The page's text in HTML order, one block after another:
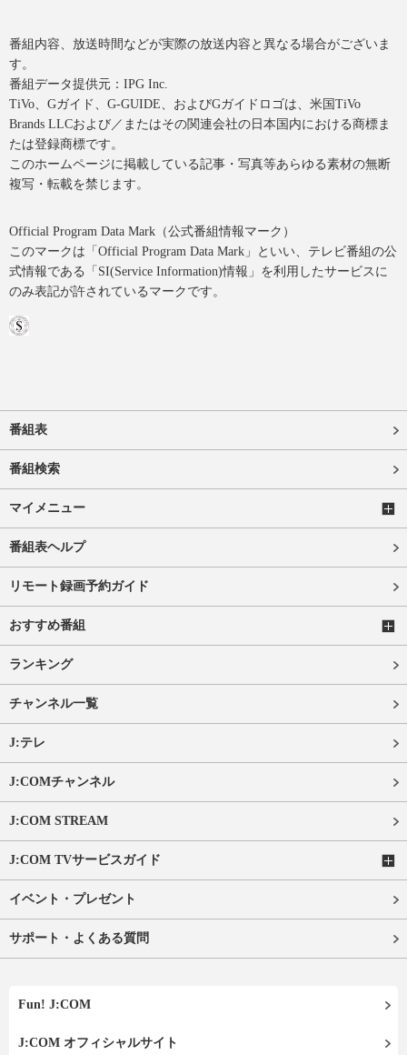
番組内容、放送時間などが実際の放送内容と異なる場合がございま
す。
番組データ提供元：IPG Inc.
TiVo、Gガイド、G-GUIDE、およびGガイドロゴは、米国TiVo
Brands LLCおよび／またはその関連会社の日本国内における商標ま
たは登録商標です。
このホームページに掲載している記事・写真等あらゆる素材の無断
複写・転載を禁じます。
Official Program Data Mark（公式番組情報マーク）
このマークは「Official Program Data Mark」といい、テレビ番組の公
式情報である「SI(Service Information)情報」を利用したサービスに
のみ表記が許されているマークです。
番組表
番組検索
マイメニュー
番組表ヘルプ
リモート録画予約ガイド
おすすめ番組
ランキング
チャンネル一覧
J:テレ
J:COMチャンネル
J:COM STREAM
J:COM TVサービスガイド
イベント・プレゼント
サポート・よくある質問
Fun! J:COM
J:COM オフィシャルサイト